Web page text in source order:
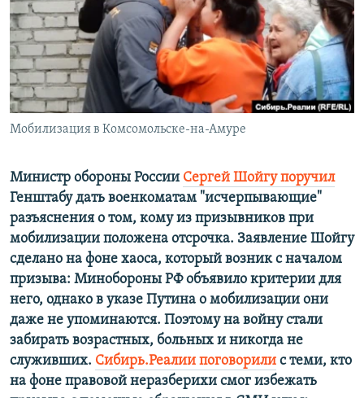
ПОБЕДИТЕЛЕЙ НЕ СУДЯТ?
КРЫМ.НЕПОКОРЕННЫЙ
ELIFBE
УКРАИНСКАЯ ПРОБЛЕМА КРЫМА
ПРИСОЕДИНЯЙТЕСЬ!
Все сайты RFE/RL
Мобилизация в Комсомольске-на-Амуре
Министр обороны России Сергей Шойгу поручил
Генштабу дать военкоматам "исчерпывающие"
разъяснения о том, кому из призывников при
мобилизации положена отсрочка. Заявление Шойгу
сделано на фоне хаоса, который возник с началом
призыва: Минобороны РФ объявило критерии для
него, однако в указе Путина о мобилизации они
даже не упоминаются. Поэтому на войну стали
забирать возрастных, больных и никогда не
служивших. Сибирь.Реалии поговорили с теми, кто
на фоне правовой неразберихи смог избежать